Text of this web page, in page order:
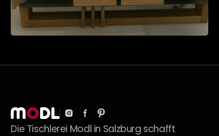
Die Tischlerei Modl in Salzburg schafft